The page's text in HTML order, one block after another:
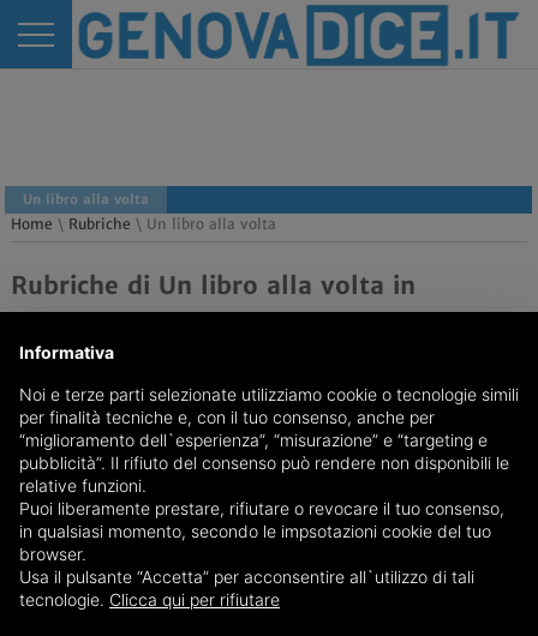
Un libro alla volta
Home \ Rubriche \ Un libro alla volta
Rubriche di Un libro alla volta in
REDAZIONE
redazione@genovadice.it
Feed RSS
Informativa
Noi e terze parti selezionate utilizziamo cookie o tecnologie simili
per finalità tecniche e, con il tuo consenso, anche per
“miglioramento dell`esperienza”, “misurazione” e “targeting e
pubblicità”. Il rifiuto del consenso può rendere non disponibili le
relative funzioni.
Puoi liberamente prestare, rifiutare o revocare il tuo consenso,
in qualsiasi momento, secondo le impsotazioni cookie del tuo
browser.
Usa il pulsante “Accetta” per acconsentire all`utilizzo di tali
tecnologie. Clicca qui per rifiutare